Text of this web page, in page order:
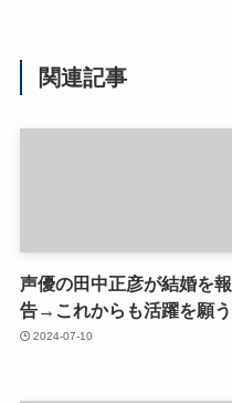
関連記事
声優の田中正彦が結婚を報
告→これからも活躍を願う
2024-07-10